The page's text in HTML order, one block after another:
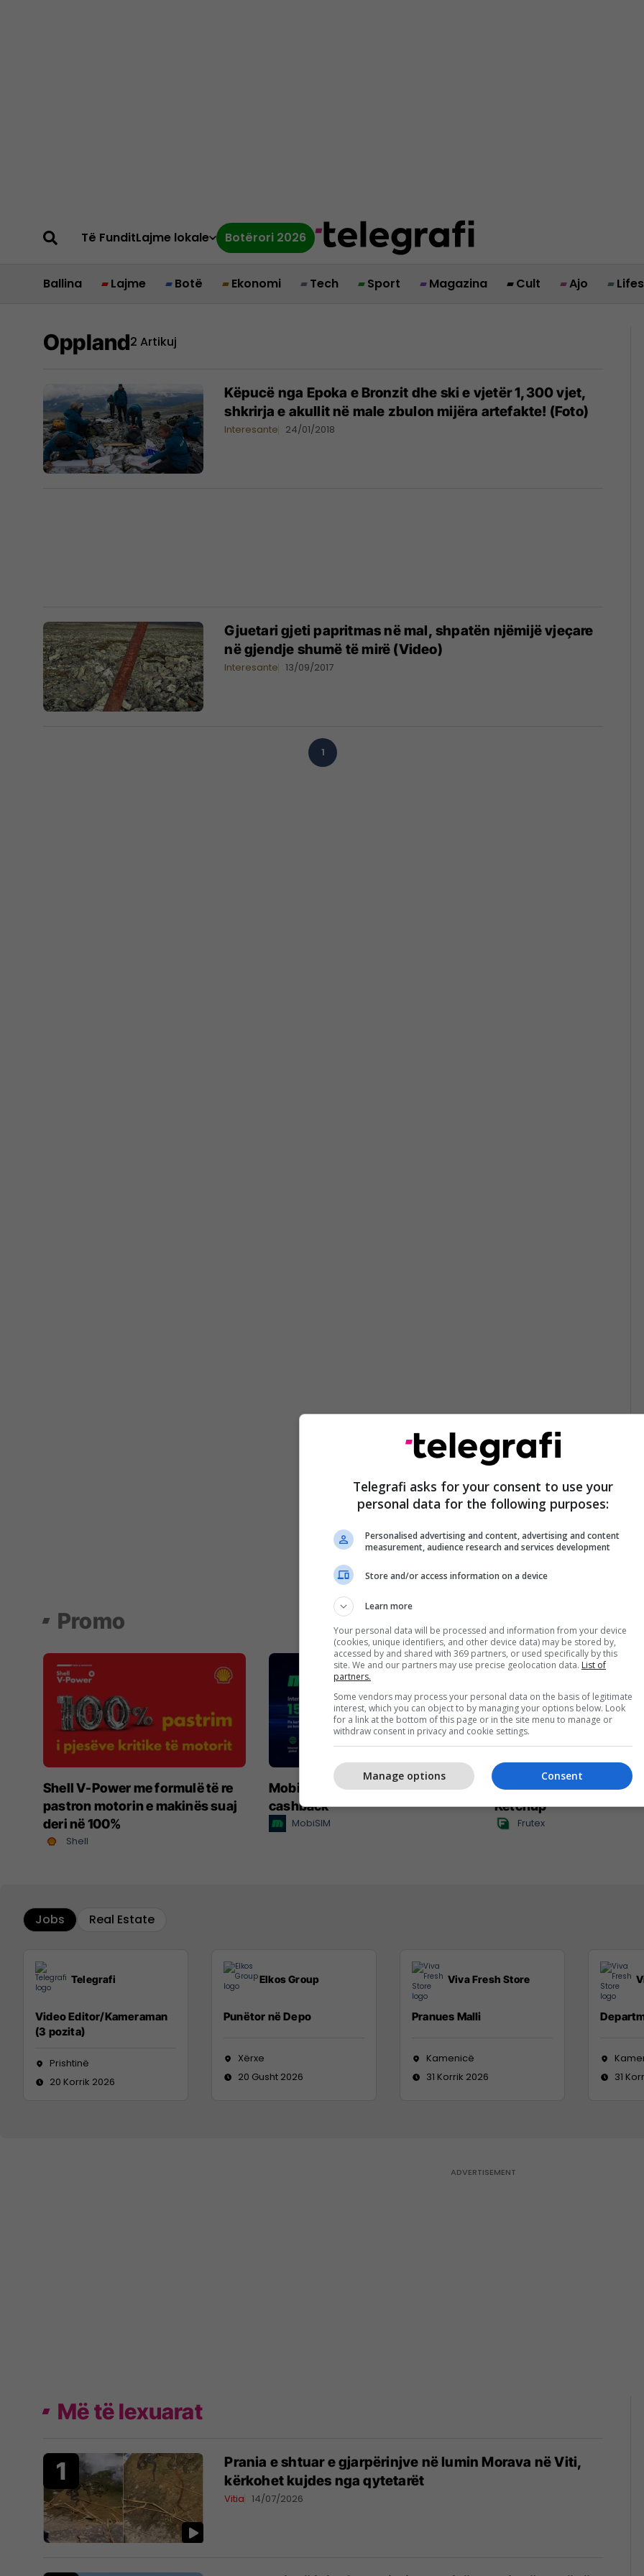
Të FunditLajme lokale Botërori 2026
Ballina Lajme Botë Ekonomi Tech Sport Magazina Cult Ajo
Oppland2 Artikuj
Këpucë nga Epoka e Bronzit dhe ski e vjetër 1,300 vjet,
shkrirja e akullit në male zbulon mijëra artefakte! (Foto)
Interesante 24/01/2018
Gjuetari gjeti papritmas në mal, shpatën njëmijë vjeçare
në gjendje shumë të mirë (Video)
Interesante 13/09/2017
1
Promo
Shell V-Power me formulë të re
pastron motorin e makinës suaj
deri në 100%
Shell
MobiSIM: Internet kudo dhe 15%
cashback
MobiSIM
Frutex lanson në treg
Ketchup
Frutex
Jobs Real Estate
Telegrafi
Video Editor/Kameraman
(3 pozita)
Prishtinë
20 Korrik 2026
Elkos Group
Punëtor në Depo
Xërxe
20 Gusht 2026
Viva Fresh Store
Pranues Malli
Kamenicë
31 Korrik 2026
31
Më të lexuarat
Prania e shtuar e gjarpërinjve në lumin Morava në Viti,
kërkohet kujdes nga qytetarët
Vitia 14/07/2026
Telegrafi asks for your consent to use your
personal data for the following purposes:
Personalised advertising and content, advertising and content
measurement, audience research and services development
Store and/or access information on a device
Learn more
Your personal data will be processed and information from your device
(cookies, unique identifiers, and other device data) may be stored by,
accessed by and shared with 369 partners, or used specifically by this
site. We and our partners may use precise geolocation data. List of
partners.
Some vendors may process your personal data on the basis of legitimate
interest, which you can object to by managing your options below. Look
for a link at the bottom of this page or in the site menu to manage or
withdraw consent in privacy and cookie settings.
Consent
Manage options